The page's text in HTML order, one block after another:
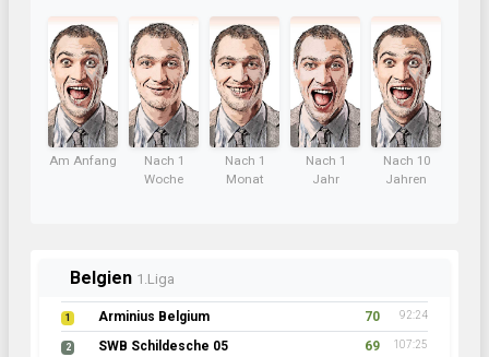
Am Anfang
Nach 1
Woche
Nach 1
Monat
Nach 1
Jahr
Nach 10
Jahren
Belgien 1.Liga
1 Arminius Belgium 70 92:24
2 SWB Schildesche 05 69 107:25